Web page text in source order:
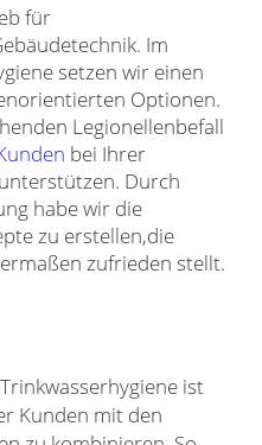
für
Im
setzen wir einen
Optionen.
Legionellenbefall
bei Ihrer
Durch
habe wir die
zu erstellen,die
zufrieden stellt.
ist
Kunden mit den